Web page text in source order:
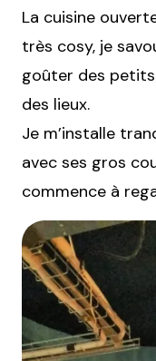
La cuisine
très cosy, je
goûter des
des lieux.
Je m’installe
avec ses gros
commence à